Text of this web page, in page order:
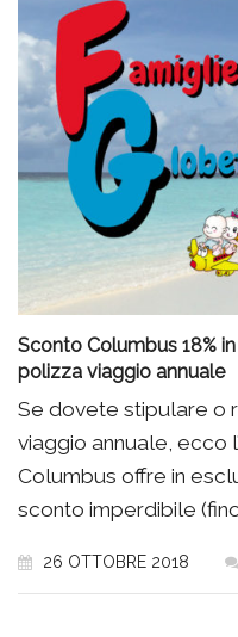
Sconto Columbus 18%
polizza viaggio annuale
Se dovete stipulare o
viaggio annuale, ecco
Columbus offre in
sconto imperdibile
26 OTTOBRE 2018